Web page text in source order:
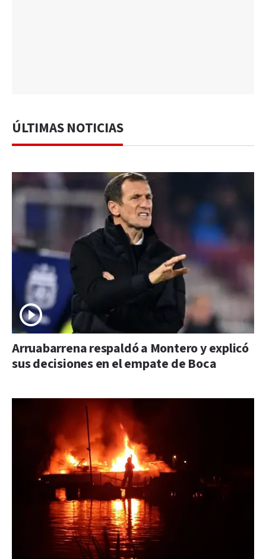
ÚLTIMAS NOTICIAS
Arruabarrena respaldó a Montero y explicó
sus decisiones en el empate de Boca